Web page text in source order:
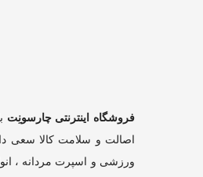
فروشگاه اینترنتی چارسونِت
اصالت و سلامت کالا سعی
ورزشی و اسپرت مردانه ،